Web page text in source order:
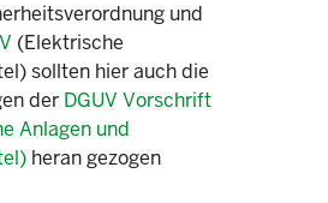
und
(Elektrische
sollten hier auch die
der DGUV Vorschrift
Anlagen und
heran gezogen